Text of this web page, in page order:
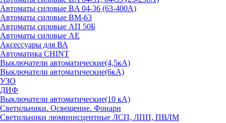
Автоматы силовые BA 04-36 (63-400А)
Автоматы силовые ВМ-63
Автоматы силовые АП 50Б
Автоматы силовые АЕ
Аксессуары для ВА
Автоматика CHINT
Выключатели автоматические(4,5кА)
Выключатели автоматические(6кА)
УЗО
ДИФ
Выключатели автоматические(10 кА)
Светильники. Освещение. Фонари
Светильники люминисцентные ЛСП, ЛПП, ПВЛМ